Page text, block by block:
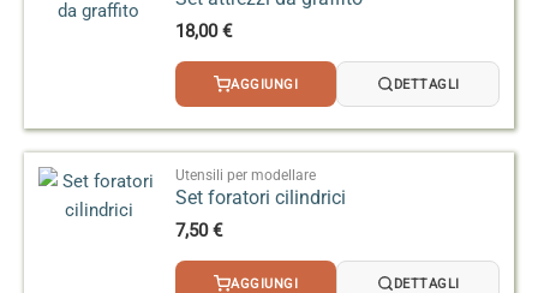
18,00€
AGGIUNGI DETTAGLI
Utensili per modellare
Set foratori cilindrici
7,50€
AGGIUNGI DETTAGLI